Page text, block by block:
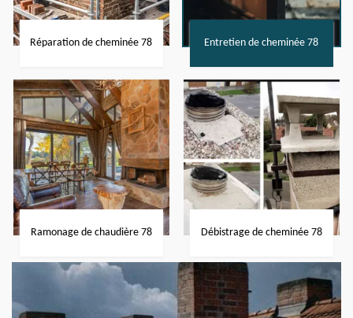
Réparation de cheminée 78 Entretien de cheminée 78
Ramonage de chaudière 78 Débistrage de cheminée 78